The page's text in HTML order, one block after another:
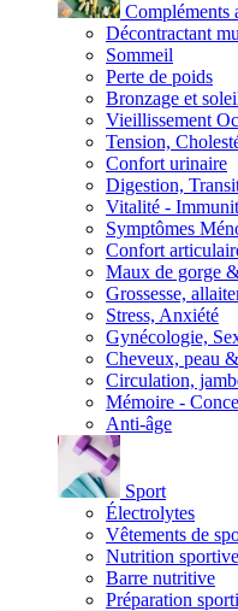
Compléments
Décontractant
Sommeil
Perte de poids
Bronzage et
Vieillissement
Tension,
Confort urinaire
Digestion,
Vitalité -
Symptômes
Confort
Maux de gorge
Grossesse,
Stress, Anxiété
Gynécologie,
Cheveux, peau
Circulation,
Mémoire -
Anti-âge
Sport
Électrolytes
Vêtements de
Nutrition sportive
Barre nutritive
Préparation